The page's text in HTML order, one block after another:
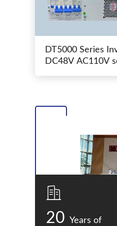
DT5000 Series
DC48V AC110V
20 Years of